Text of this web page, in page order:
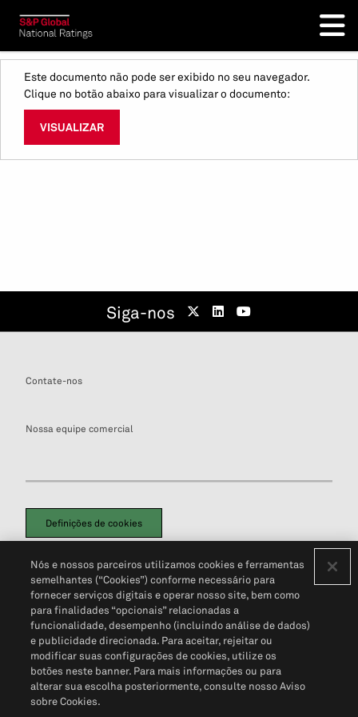
Este documento não pode ser exibido no seu navegador.
Clique no botão abaixo para visualizar o documento:
VISUALIZAR
Siga-nos
Contate-nos
Nossa equipe comercial
Definições de cookies
Política de PrivacidadePortal de privacidade do cliente (em inglês)
Não Venda Minhas Informações Pessoais© 2026 S&P Global
Nós e nossos parceiros utilizamos cookies e ferramentas
semelhantes (“Cookies”) conforme necessário para
fornecer serviços digitais e operar nosso site, bem como
para finalidades “opcionais” relacionadas a
funcionalidade, desempenho (incluindo análise de dados)
e publicidade direcionada. Para aceitar, rejeitar ou
modificar suas configurações de cookies, utilize os
botões neste banner. Para mais informações ou para
alterar sua escolha posteriormente, consulte nosso Aviso
sobre Cookies.